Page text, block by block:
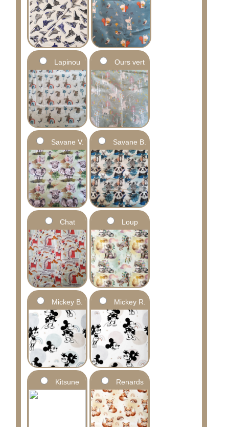
Lapinou Ours vert
Savane V. Savane B.
Chat Loup
Mickey B. Mickey R.
Kitsune Renards